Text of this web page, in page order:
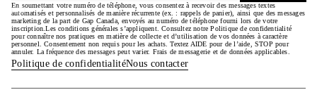
En soumettant votre numéro de téléphone, vous consentez à recevoir des messages textes
automatisés et personnalisés de manière récurrente (ex. : rappels de panier), ainsi que des messages
marketing de la part de Gap Canada, envoyés au numéro de téléphone fourni lors de votre
inscription.Les conditions générales s’appliquent. Consultez notre Politique de confidentialité
pour connaître nos pratiques en matière de collecte et d’utilisation de vos données à caractère
personnel. Consentement non requis pour les achats. Textez AIDE pour de l’aide, STOP pour
annuler. La fréquence des messages peut varier. Frais de messagerie et de données applicables.
Politique de confidentialitéNous contacter